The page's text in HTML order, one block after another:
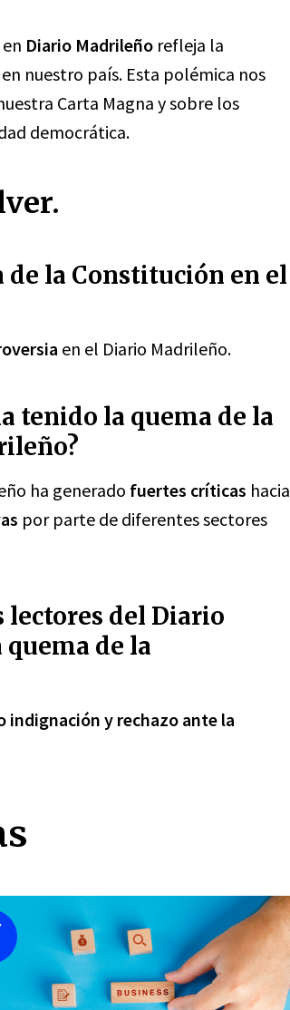
en Diario Madrileño refleja la
nuestro país. Esta polémica nos
Carta Magna y sobre los
democrática.
de la Constitución en el
en el Diario Madrileño.
tenido la quema de la
ha generado fuertes críticas hacia
por parte de diferentes sectores
lectores del Diario
de la
indignación y rechazo ante la